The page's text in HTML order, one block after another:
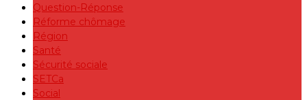
Question-Réponse
Réforme chômage
Région
Santé
Sécurité sociale
SETCa
Social